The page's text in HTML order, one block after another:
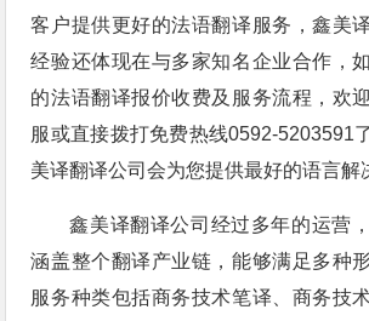
客户提供更好的法语翻译服务，鑫美
经验还体现在与多家知名企业合作，
的法语翻译报价收费及服务流程，欢
服或直接拨打免费热线0592-5203591
美译翻译公司会为您提供最好的语言解
鑫美译翻译公司经过多年的运营
涵盖整个翻译产业链，能够满足多种
服务种类包括商务技术笔译、商务技